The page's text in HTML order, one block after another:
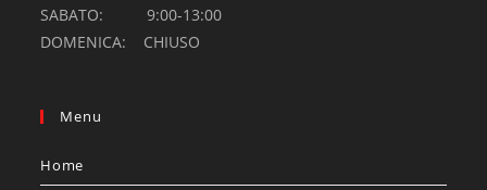
SABATO: 9:00-13:00
DOMENICA: CHIUSO
Menu
Home